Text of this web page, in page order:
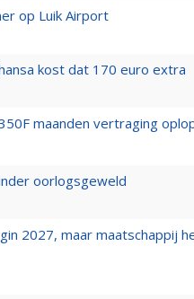
op Luik Airport
kost dat 170 euro extra
maanden vertraging
oorlogsgeweld
2027, maar maatschappij